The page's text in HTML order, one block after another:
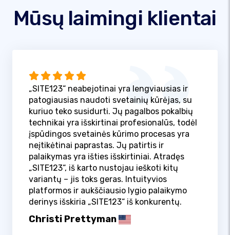
Mūsų laimingi klientai
„SITE123“ neabejotinai yra lengviausias ir
patogiausias naudoti svetainių kūrėjas, su
kuriuo teko susidurti. Jų pagalbos pokalbių
technikai yra išskirtinai profesionalūs, todėl
įspūdingos svetainės kūrimo procesas yra
neįtikėtinai paprastas. Jų patirtis ir
palaikymas yra išties išskirtiniai. Atradęs
„SITE123“, iš karto nustojau ieškoti kitų
variantų – jis toks geras. Intuityvios
platformos ir aukščiausio lygio palaikymo
derinys išskiria „SITE123“ iš konkurentų.
Christi Prettyman